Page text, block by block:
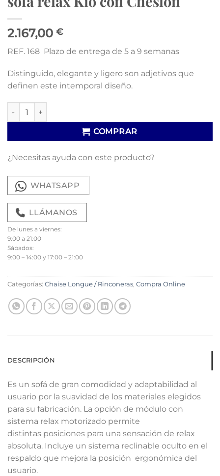
2.167,00 €
REF. 168 Plazo de entrega de 5 a 9 semanas
Distinguido, elegante y ligero son adjetivos que
definen este intemporal diseño.
sofá relax Kio con Cheslon cantidad
COMPRAR
¿Necesitas ayuda con este producto?
WHATSAPP
LLÁMANOS
De lunes a viernes:
9:00 a 21:00
Sábados:
9:00 – 14:00 y 17:00 – 21:00
Categorías: Chaise Longue / Rinconeras, Compra Online
DESCRIPCIÓN
Es un sofá de gran comodidad y adaptabilidad al
usuario por la suavidad de los materiales elegidos
para su fabricación. La opción de módulo con
sistema relax motorizado permite
distintas posiciones para una sensación de relax
absoluta. Incluye un sistema reclinable oculto en el
respaldo que mejora la posición ergonómica del
usuario.